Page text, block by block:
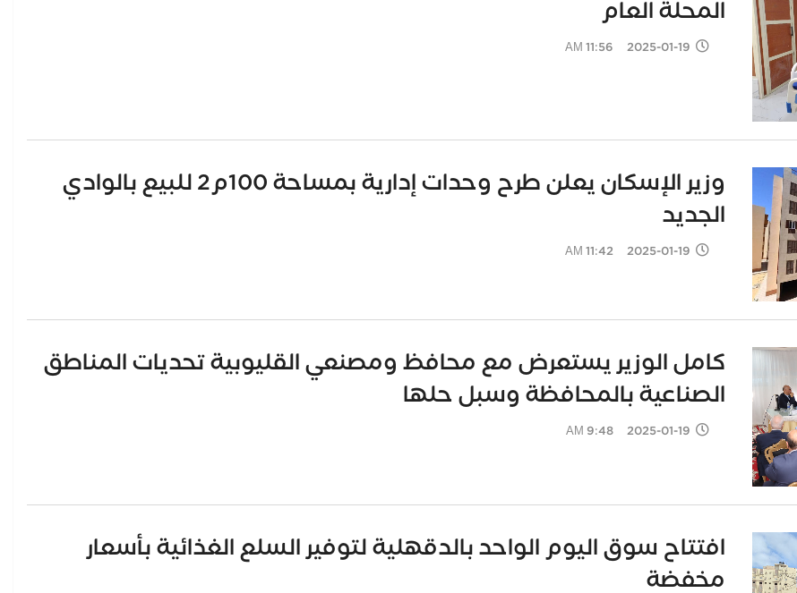
المحلة العام
2025-01-19 11:56 AM
وزير الإسكان يعلن طرح وحدات إدارية بمساحة 100م2 للبيع بالوادي
الجديد
2025-01-19 11:42 AM
كامل الوزير يستعرض مع محافظ ومصنعي القليوبية تحديات المناطق
الصناعية بالمحافظة وسبل حلها
2025-01-19 9:48 AM
افتتاح سوق اليوم الواحد بالدقهلية لتوفير السلع الغذائية بأسعار
مخفضة